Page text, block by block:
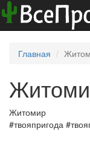
Главная
Житомир
#твояпригода